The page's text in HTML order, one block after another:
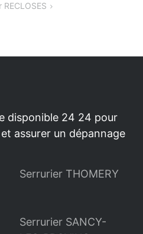
RECLOSES
disponible 24 24 pour
assurer un dépannage
Serrurier THOMERY
Serrurier SANCY-